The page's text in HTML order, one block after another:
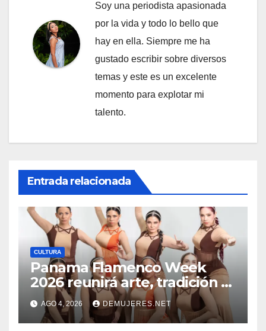
Soy una periodista apasionada
por la vida y todo lo bello que
hay en ella. Siempre me ha
gustado escribir sobre diversos
temas y este es un excelente
momento para explotar mi
talento.
Entrada relacionada
CULTURA
Panama Flamenco Week
2026 reunirá arte, tradición y
cultura española en
beneficio de FANLYC
AGO 4, 2026 DEMUJERES.NET